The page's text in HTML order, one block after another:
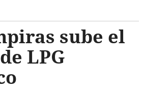
sube el
LPG